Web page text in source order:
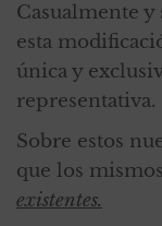
Casualmente
esta
única y
representativa.
Sobre estos
que los
existentes.